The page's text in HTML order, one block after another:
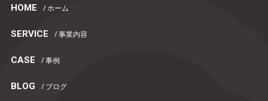
HOME / ホーム
SERVICE / 事業内容
CASE / 事例
BLOG / ブログ